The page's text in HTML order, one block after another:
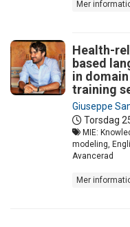
Mer
Health-
based
in
training
Giuseppe
Torsdag
MIE:
modeling,
Avancerad
Mer